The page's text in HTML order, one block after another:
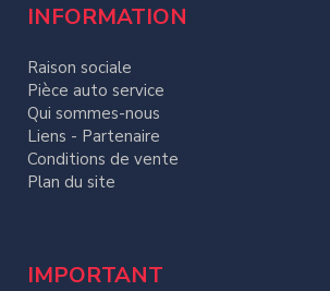
INFORMATION
Raison sociale
Pièce auto service
Qui sommes-nous
Liens - Partenaire
Conditions de vente
Plan du site
IMPORTANT